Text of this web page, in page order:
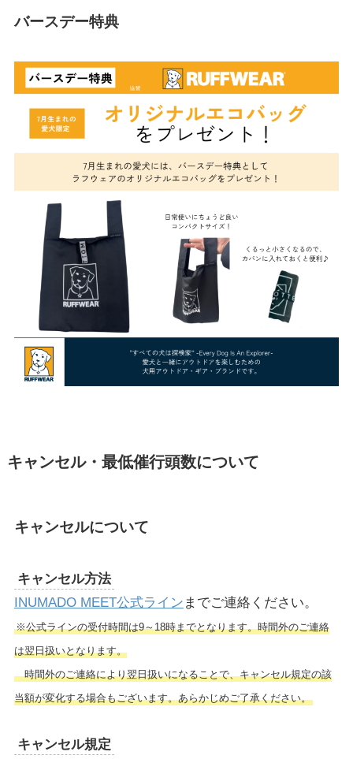
バースデー特典
キャンセル・最低催行頭数について
キャンセルについて
キャンセル方法
INUMADO MEET公式ライン までご連絡ください。
※公式ラインの受付時間は9～18時までとなります。時間外のご連絡
は翌日扱いとなります。
時間外のご連絡により翌日扱いになることで、キャンセル規定の該
当額が変化する場合もございます。あらかじめご了承ください。
キャンセル規定